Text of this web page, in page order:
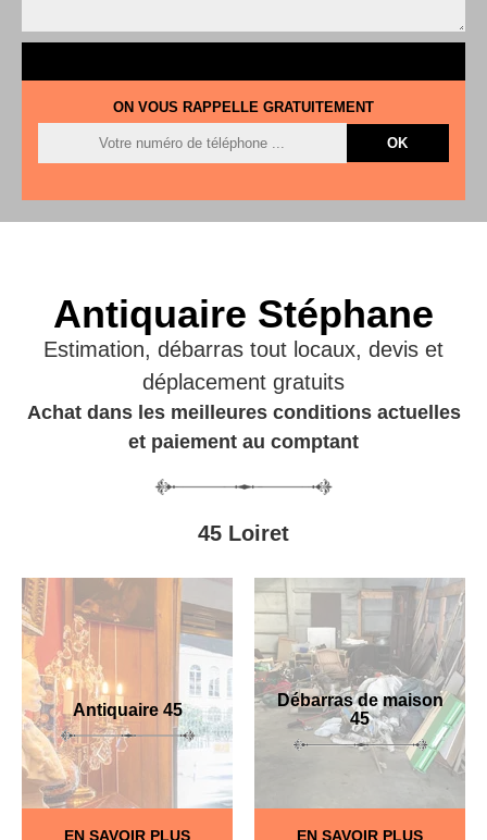
ON VOUS RAPPELLE GRATUITEMENT
Antiquaire Stéphane
Estimation, débarras tout locaux, devis et
déplacement gratuits
Achat dans les meilleures conditions actuelles
et paiement au comptant
45 Loiret
Antiquaire 45
EN SAVOIR PLUS
Débarras de maison
45
EN SAVOIR PLUS